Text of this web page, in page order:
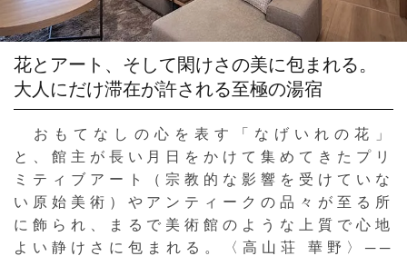
花とアート、そして閑けさの美に包まれる。
大人にだけ滞在が許される至極の湯宿
おもてなしの心を表す「なげいれの花」
と、館主が長い月日をかけて集めてきたプリ
ミティブアート（宗教的な影響を受けていな
い原始美術）やアンティークの品々が至る所
に飾られ、まるで美術館のような上質で心地
よい静けさに包まれる。〈高山荘 華野〉──